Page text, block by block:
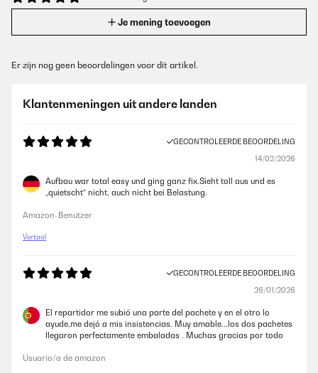
Je mening toevoegen
Er zijn nog geen beoordelingen voor dit artikel.
Klantenmeningen uit andere landen
GECONTROLEERDE BEOORDELING
14/02/2026
Aufbau war total easy und ging ganz fix.Sieht toll aus und es
„quietscht“ nicht, auch nicht bei Belastung.
Amazon-Benutzer
Vertaal
GECONTROLEERDE BEOORDELING
26/01/2026
El repartidor me subió una parte del pachete y en el otro lo
ayude,me dejó a mis insistencias. Muy amable...los dos pachetes
llegaron perfectamente embaladas . Muchas gracias por todo
Usuario/a de amazon